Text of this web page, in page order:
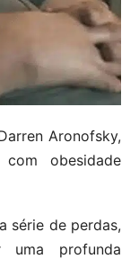
Aronofsky,
obesidade
série de perdas,
profunda